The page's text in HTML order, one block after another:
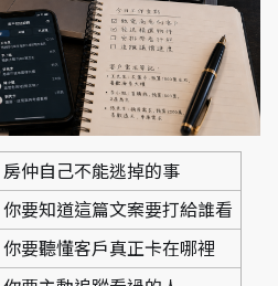
房仲自己不能逃掉的事
你要知道這篇文案要打給誰看
你要聽懂客戶真正卡在哪裡